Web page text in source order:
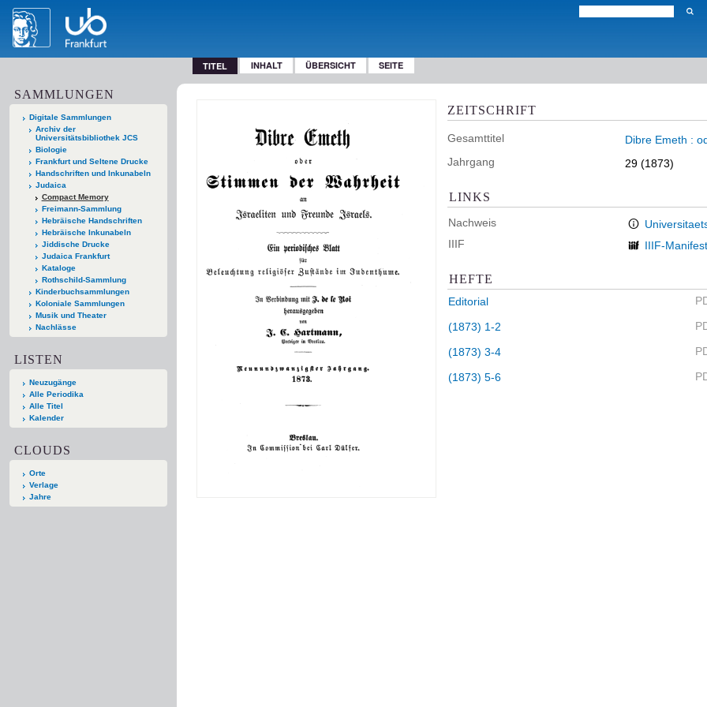
TITEL INHALT ÜBERSICHT SEITE
SAMMLUNGEN
Digitale Sammlungen
Archiv der
Universitätsbibliothek JCS
Biologie
Frankfurt und Seltene Drucke
Handschriften und Inkunabeln
Judaica
Compact Memory
Freimann-Sammlung
Hebräische Handschriften
Hebräische Inkunabeln
Jiddische Drucke
Judaica Frankfurt
Kataloge
Rothschild-Sammlung
Kinderbuchsammlungen
Koloniale Sammlungen
Musik und Theater
Nachlässe
LISTEN
Neuzugänge
Alle Periodika
Alle Titel
Kalender
CLOUDS
Orte
Verlage
Jahre
ZEITSCHRIFT
Gesamttitel
Dibre Emeth :
Jahrgang
29 (1873)
LINKS
Nachweis
IIIF
IIIF-Manifest
HEFTE
Editorial
(1873) 1-2
(1873) 3-4
(1873) 5-6